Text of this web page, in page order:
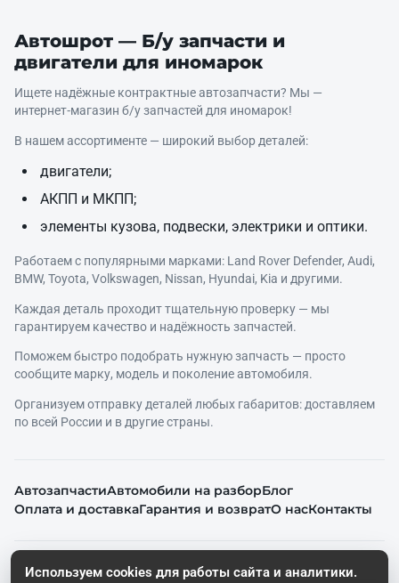
Автошрот — Б/у запчасти и
двигатели для иномарок
Ищете надёжные контрактные автозапчасти? Мы —
интернет‑магазин б/у запчастей для иномарок!
В нашем ассортименте — широкий выбор деталей:
двигатели;
АКПП и МКПП;
элементы кузова, подвески, электрики и оптики.
Работаем с популярными марками: Land Rover Defender, Audi,
BMW, Toyota, Volkswagen, Nissan, Hyundai, Kia и другими.
Каждая деталь проходит тщательную проверку — мы
гарантируем качество и надёжность запчастей.
Поможем быстро подобрать нужную запчасть — просто
сообщите марку, модель и поколение автомобиля.
Организуем отправку деталей любых габаритов: доставляем
по всей России и в другие страны.
АвтозапчастиАвтомобили на разборБлог
Оплата и доставкаГарантия и возвратО насКонтакты
© 2026. Все права защищены.
Используем cookies для работы сайта и аналитики.